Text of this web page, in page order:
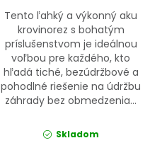
Tento ľahký a výkonný aku
krovinorez s bohatým
príslušenstvom je ideálnou
voľbou pre každého, kto
hľadá tiché, bezúdržbové a
pohodlné riešenie na údržbu
záhrady bez obmedzenia...
Skladom